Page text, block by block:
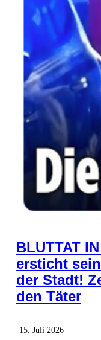
BLUTTAT
ersticht
der Stadt!
den Täter
· 15. Juli 2026